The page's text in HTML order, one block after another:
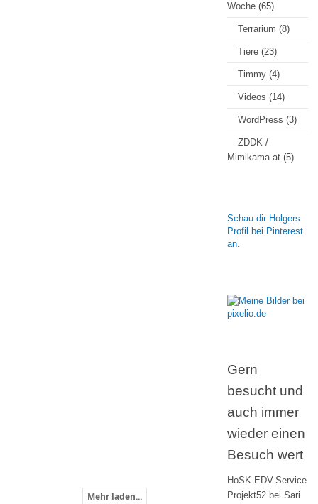
Mehr laden...
Woche (65)
Terrarium (8)
Tiere (23)
Timmy (4)
Videos (14)
WordPress (3)
ZDDK /
Mimikama.at (5)
Schau dir Holgers
Profil bei Pinterest
an.
Gern
besucht und
auch immer
wieder einen
Besuch wert
HoSK EDV-Service
Projekt52 bei Sari